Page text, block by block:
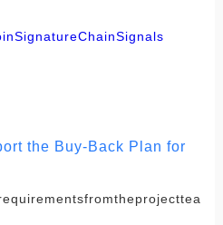
SignatureChainSignals
the Buy-Back Plan for